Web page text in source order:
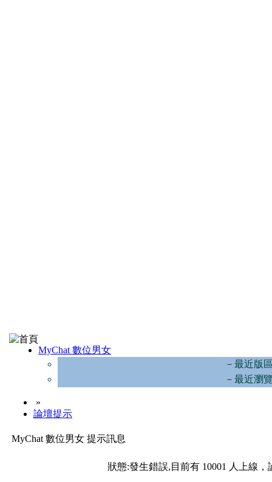
MyChat 數位男女
－最近版
－最近瀏
»
論壇提示
MyChat 數位男女 提示訊息
狀態:發生錯誤,目前有 10001 人上線